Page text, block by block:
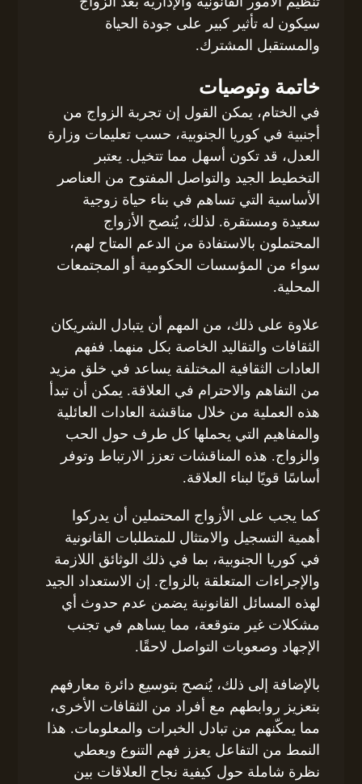
سيكون له تأثير كبير على جودة الحياة
والمستقبل المشترك.
خاتمة وتوصيات
في الختام، يمكن القول إن تجربة الزواج من
أجنبية في كوريا الجنوبية، حسب تعليمات وزارة
العدل، قد تكون أسهل مما تتخيل. يعتبر
التخطيط الجيد والتواصل المفتوح من العناصر
الأساسية التي تساهم في بناء حياة زوجية
سعيدة ومستقرة. لذلك، يُنصح الأزواج
المحتملون بالاستفادة من الدعم المتاح لهم،
سواء من المؤسسات الحكومية أو المجتمعات
المحلية.
علاوة على ذلك، من المهم أن يتبادل الشريكان
الثقافات والتقاليد الخاصة بكل منهما. ففهم
العادات الثقافية المختلفة يساعد في خلق مزيد
من التفاهم والاحترام في العلاقة. يمكن أن تبدأ
هذه العملية من خلال مناقشة العادات العائلية
والمفاهيم التي يحملها كل طرف حول الحب
والزواج. هذه المناقشات تعزز الارتباط وتوفر
أساسًا قويًا لبناء العلاقة.
كما يجب على الأزواج المحتملين أن يدركوا
أهمية التسجيل والامتثال للمتطلبات القانونية
في كوريا الجنوبية، بما في ذلك الوثائق اللازمة
والإجراءات المتعلقة بالزواج. إن الاستعداد الجيد
لهذه المسائل القانونية يضمن عدم حدوث أي
مشكلات غير متوقعة، مما يساهم في تجنب
الإجهاد وصعوبات التواصل لاحقًا.
بالإضافة إلى ذلك، يُنصح بتوسيع دائرة معارفهم
بتعزيز روابطهم مع أفراد من الثقافات الأخرى،
مما يمكّنهم من تبادل الخبرات والمعلومات. هذا
النمط من التفاعل يعزز فهم التنوع ويعطي
نظرة شاملة حول كيفية نجاح العلاقات بين